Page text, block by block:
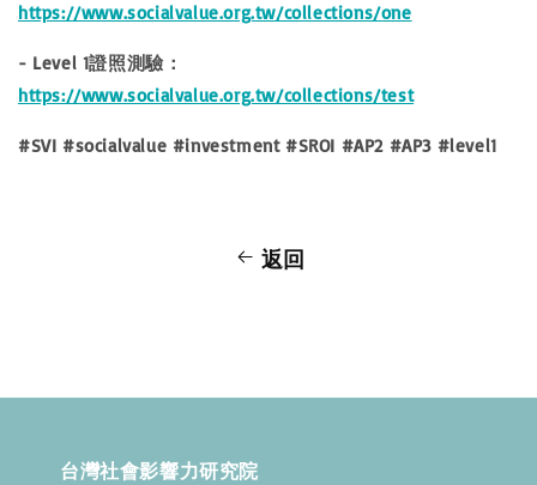
https://www.socialvalue.org.tw/collections/one
- Level 1證照測驗：
https://www.socialvalue.org.tw/collections/test
#SVI #socialvalue #investment #SROI #AP2 #AP3 #level1
返回
台灣社會影響力研究院